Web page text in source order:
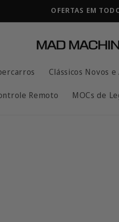
OFERTAS EM
Clássicos Novos
Remoto MOCs de